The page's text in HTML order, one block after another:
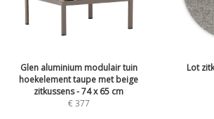
Glen aluminium modulair tuin
hoekelement taupe met beige
zitkussens - 74 x 65 cm
€377
Lot